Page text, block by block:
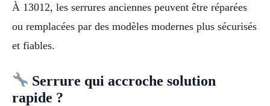
À 13012, les serrures anciennes peuvent être réparées
ou remplacées par des modèles modernes plus sécurisés
et fiables.
Serrure qui accroche solution
rapide ?